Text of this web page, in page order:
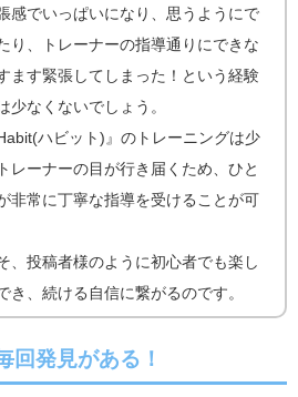
感でいっぱいになり、思うようにで
り、トレーナーの指導通りにできな
ます緊張してしまった！という経験
少なくないでしょう。
ハビット)』のトレーニングは少
レーナーの目が行き届くため、ひと
非常に丁寧な指導を受けることが可
、投稿者様のように初心者でも楽し
き、続ける自信に繋がるのです。
回発見がある！